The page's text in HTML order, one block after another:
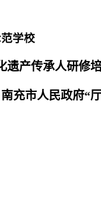
学校
遗产传承人研修
充市人民政府“